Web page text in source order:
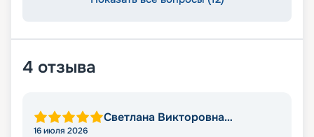
4 отзыва
Светлана Викторовна
16 июля 2026